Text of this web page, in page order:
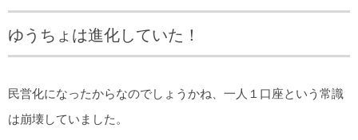
ゆうちょは進化していた！
民営化になったからなのでしょうかね、一人１口座という常識
は崩壊していました。